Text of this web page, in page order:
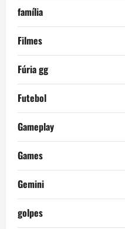
família
Filmes
Fúria gg
Futebol
Gameplay
Games
Gemini
golpes